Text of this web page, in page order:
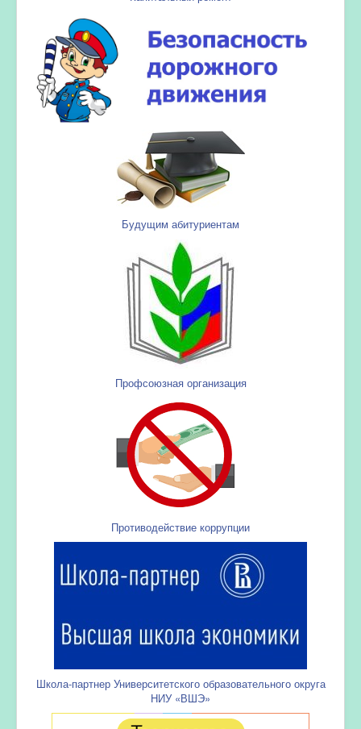
Будущим абитуриентам
Профсоюзная организация
Противодействие коррупции
Школа-партнер Университетского образовательного округа
НИУ «ВШЭ»